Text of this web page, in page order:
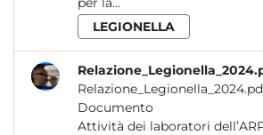
LEGIONELLA
Documento
Attività dei laboratori dell’ARPA